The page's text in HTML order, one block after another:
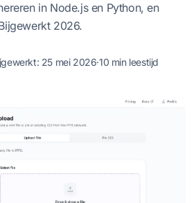
in Node.js en Python, en
2026.
25 mei 2026·10 min leestijd